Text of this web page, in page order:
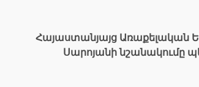
Հայաստանյայց Առաքելական
Սարոյանի նշանակումը